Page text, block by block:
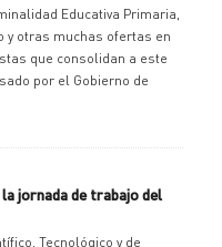
Educativa Primaria,
y otras muchas ofertas en
que consolidan a este
por el Gobierno de
jornada de trabajo del
Tecnológico y de